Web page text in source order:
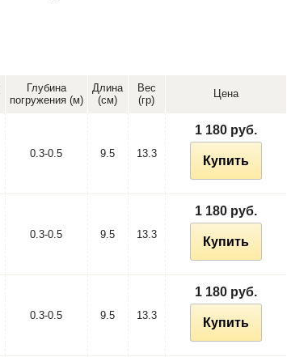
Глубина
погружения (м)
Длина
(см)
Вес
(гр)
Цена
0.3-0.5 9.5 13.3
1 180 руб.
Купить
0.3-0.5 9.5 13.3
1 180 руб.
Купить
0.3-0.5 9.5 13.3
1 180 руб.
Купить